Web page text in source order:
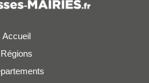
Accueil
Régions